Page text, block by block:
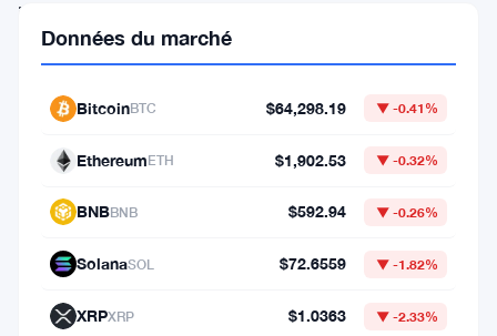
institutions
suivant
près
technologiques,
réglementaires
Données du marché
BitcoinBTC $64,298.19 ▼ -0.41%
EthereumETH $1,902.53 ▼ -0.32%
BNBBNB $592.94 ▼ -0.26%
SolanaSOL $72.6559 ▼ -1.82%
XRPXRP $1.0363 ▼ -2.33%